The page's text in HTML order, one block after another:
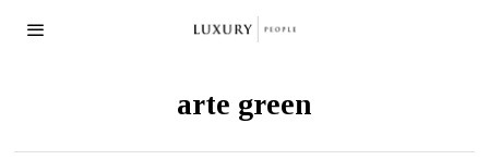
arte green